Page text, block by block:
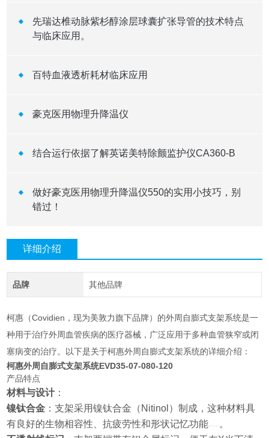
先瑞达椎动脉紫杉醇涂层球囊扩张导管的技术特点
与临床应用。
百特血液透析耗材临床应用
豪克医用物理升降温仪
结合运行依据了解英诺美特除颤监护仪CA360-B
做好豪克医用物理升降温仪550的实用小技巧，别
错过！
详细介绍
品牌 其他品牌
柯惠（Covidien，现为美敦力旗下品牌）的外周自膨式支架系统是一
种用于治疗外周血管疾病的医疗器械，广泛应用于多种血管狭窄或闭
塞病变的治疗。以下是关于柯惠外周自膨式支架系统的详细介绍：
柯惠外周自膨式支架系统EVD35-07-080-120
产品特点
材料与设计：
镍钛合金 ：支架采用镍钛合金（Nitinol）制成，这种材料具
有良好的生物相容性、抗疲劳性和形状记忆功能
。